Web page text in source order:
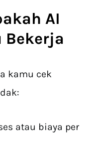
AI
Bekerja
kamu cek
atau biaya per